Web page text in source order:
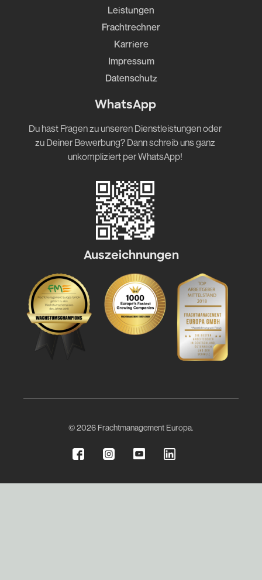
Leistungen
Frachtrechner
Karriere
Impressum
Datenschutz
WhatsApp
Du hast Fragen zu unseren Dienstleistungen oder
zu Deiner Bewerbung? Dann schreib uns ganz
unkompliziert per WhatsApp!
Auszeichnungen
© 2026 Frachtmanagement Europa.